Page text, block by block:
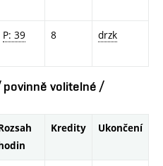
P: 39 8 drzk
volitelné /
Kredity Ukončení